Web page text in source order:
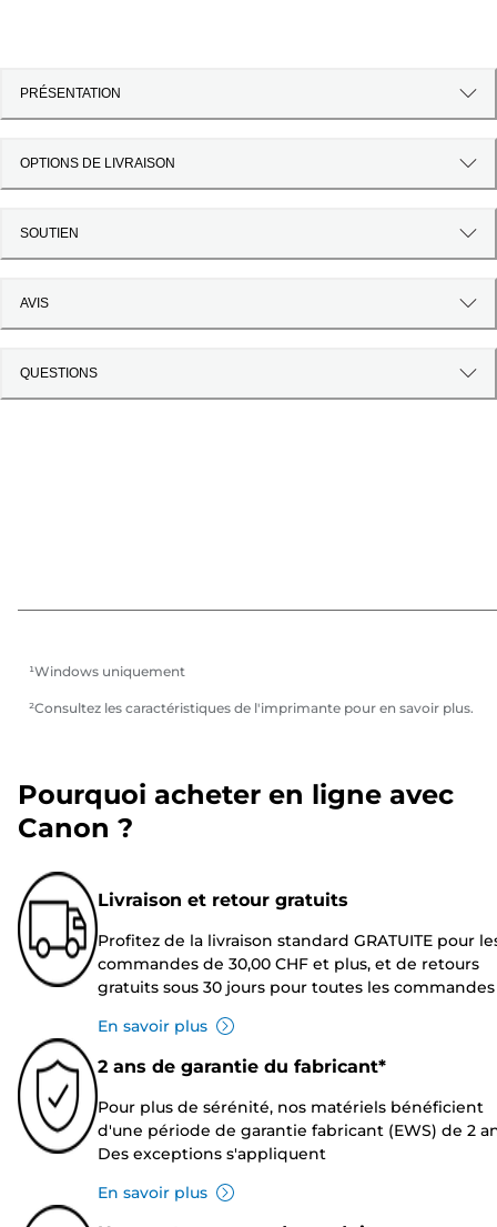
PRÉSENTATION
OPTIONS DE LIVRAISON
SOUTIEN
AVIS
QUESTIONS
¹Windows uniquement
²Consultez les caractéristiques de l'imprimante pour en savoir plus.
Pourquoi acheter en ligne avec
Canon ?
Livraison et retour gratuits
Profitez de la livraison standard GRATUITE pour
commandes de 30,00 CHF et plus, et de retours
gratuits sous 30 jours pour toutes les commandes
En savoir plus
2 ans de garantie du fabricant*
Pour plus de sérénité, nos matériels bénéficient
d'une période de garantie fabricant (EWS) de 2
Des exceptions s'appliquent
En savoir plus